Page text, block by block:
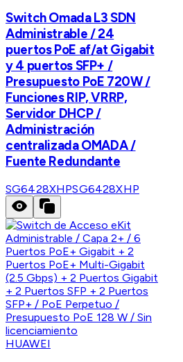
Switch Omada L3 SDN
Administrable / 24
puertos PoE af/at Gigabit
y 4 puertos SFP+ /
Presupuesto PoE 720W /
Funciones RIP, VRRP,
Servidor DHCP /
Administración
centralizada OMADA /
Fuente Redundante
SG6428XHPSG6428XHP
HUAWEI